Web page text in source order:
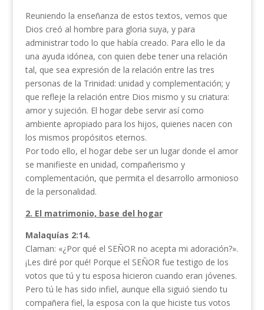
Reuniendo la enseñanza de estos textos, vemos que
Dios creó al hombre para gloria suya, y para
administrar todo lo que había creado. Para ello le da
una ayuda idónea, con quien debe tener una relación
tal, que sea expresión de la relación entre las tres
personas de la Trinidad: unidad y complementación; y
que refleje la relación entre Dios mismo y su criatura:
amor y sujeción. El hogar debe servir así como
ambiente apropiado para los hijos, quienes nacen con
los mismos propósitos eternos.
Por todo ello, el hogar debe ser un lugar donde el amor
se manifieste en unidad, compañerismo y
complementación, que permita el desarrollo armonioso
de la personalidad.
2. El matrimonio, base del hogar
Malaquías 2:14.
Claman: «¿Por qué el SEÑOR no acepta mi adoración?».
¡Les diré por qué! Porque el SEÑOR fue testigo de los
votos que tú y tu esposa hicieron cuando eran jóvenes.
Pero tú le has sido infiel, aunque ella siguió siendo tu
compañera fiel, la esposa con la que hiciste tus votos